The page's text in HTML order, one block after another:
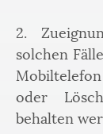
2.
solchen
oder
behalten